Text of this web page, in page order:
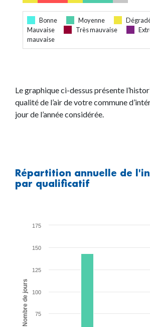
Bonne Moyenne
Mauvaise
Très mauvaise
mauvaise
Le graphique ci-dessus présente
qualité de l’air de votre commune
jour de l’année considérée.
Répartition annuelle de
par qualificatif
Nombre de jours 75
100
125
150
175